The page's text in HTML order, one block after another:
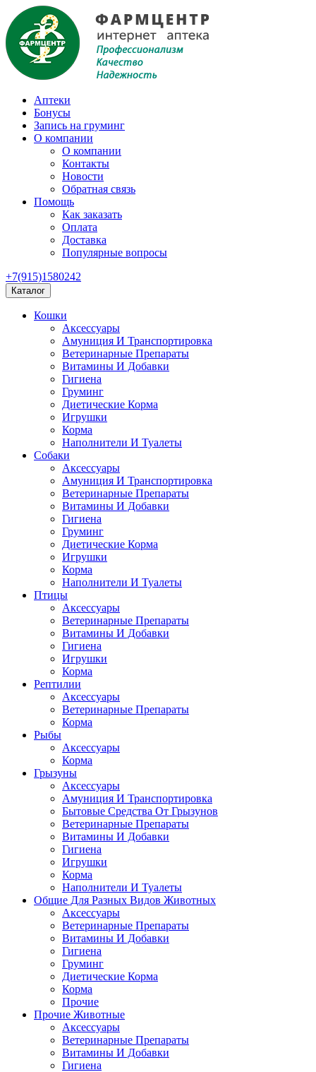
Аптеки
Бонусы
Запись на груминг
О компании
О компании
Контакты
Новости
Обратная связь
Помощь
Как заказать
Оплата
Доставка
Популярные вопросы
+7(915)1580242
Каталог
Кошки
Аксессуары
Амуниция И Транспортировка
Ветеринарные Препараты
Витамины И Добавки
Гигиена
Груминг
Диетические Корма
Игрушки
Корма
Наполнители И Туалеты
Собаки
Аксессуары
Амуниция И Транспортировка
Ветеринарные Препараты
Витамины И Добавки
Гигиена
Груминг
Диетические Корма
Игрушки
Корма
Наполнители И Туалеты
Птицы
Аксессуары
Ветеринарные Препараты
Витамины И Добавки
Гигиена
Игрушки
Корма
Рептилии
Аксессуары
Ветеринарные Препараты
Корма
Рыбы
Аксессуары
Корма
Грызуны
Аксессуары
Амуниция И Транспортировка
Бытовые Средства От Грызунов
Ветеринарные Препараты
Витамины И Добавки
Гигиена
Игрушки
Корма
Наполнители И Туалеты
Общие Для Разных Видов Животных
Аксессуары
Ветеринарные Препараты
Витамины И Добавки
Гигиена
Груминг
Диетические Корма
Корма
Прочие
Прочие Животные
Аксессуары
Ветеринарные Препараты
Витамины И Добавки
Гигиена